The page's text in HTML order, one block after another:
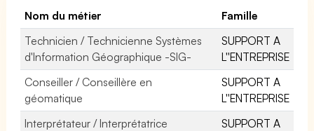
Nom du métier
Famille
Technicien / Technicienne Systèmes
d'Information Géographique -SIG-
SUPPORT A
L''ENTREPRISE
Conseiller / Conseillère en
géomatique
SUPPORT A
L''ENTREPRISE
Interprétateur / Interprétatrice
SUPPORT A